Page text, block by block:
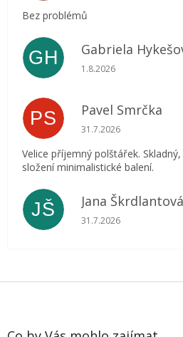
Bez problémů
GH Gabriela
Hodnocení obchodu
1.8.2026
PS Pavel Smrčka
Hodnocení obchodu
31.7.2026
Velice příjemný polštářek.
složení minimalistické balení.
JŠ Jana Škrdlantová
Hodnocení obchodu
31.7.2026
Z